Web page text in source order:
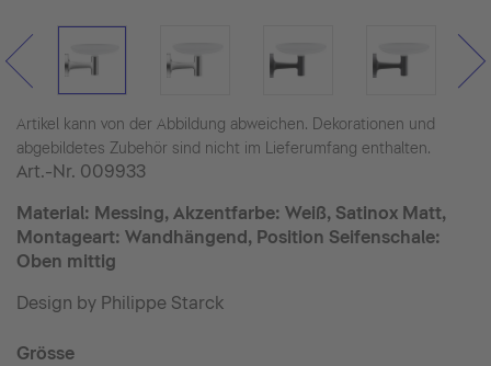
Artikel kann von der Abbildung abweichen. Dekorationen und
abgebildetes Zubehör sind nicht im Lieferumfang enthalten.
Art.-Nr. 009933
Material: Messing, Akzentfarbe: Weiß, Satinox Matt,
Montageart: Wandhängend, Position Seifenschale:
Oben mittig
Design by Philippe Starck
Grösse